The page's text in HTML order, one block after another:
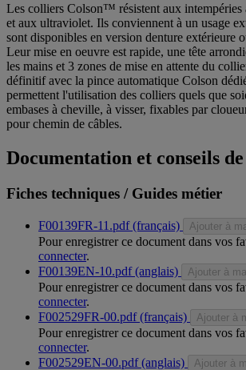
Les colliers Colson™ résistent aux intempéries
et aux ultraviolet. Ils conviennent à un usage
sont disponibles en version denture extérieure
Leur mise en oeuvre est rapide, une tête
les mains et 3 zones de mise en attente du
définitif avec la pince automatique Colson
permettent l'utilisation des colliers quels que
embases à cheville, à visser, fixables par
pour chemin de câbles.
Documentation et conseils de
Fiches techniques / Guides métier
F00139FR-11.pdf (français) Ajouter à
Pour enregistrer ce document dans vos
connecter.
F00139EN-10.pdf (anglais)
Ajouter à
Pour enregistrer ce document dans vos
connecter.
F002529FR-00.pdf (français)
Ajouter à
Pour enregistrer ce document dans vos
connecter.
F002529EN-00.pdf (anglais)
Ajouter à